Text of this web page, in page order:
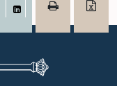
WhatsAppLinkedIn